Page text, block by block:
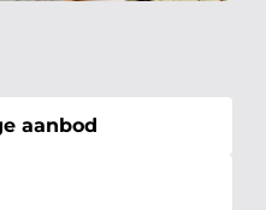
aanbod